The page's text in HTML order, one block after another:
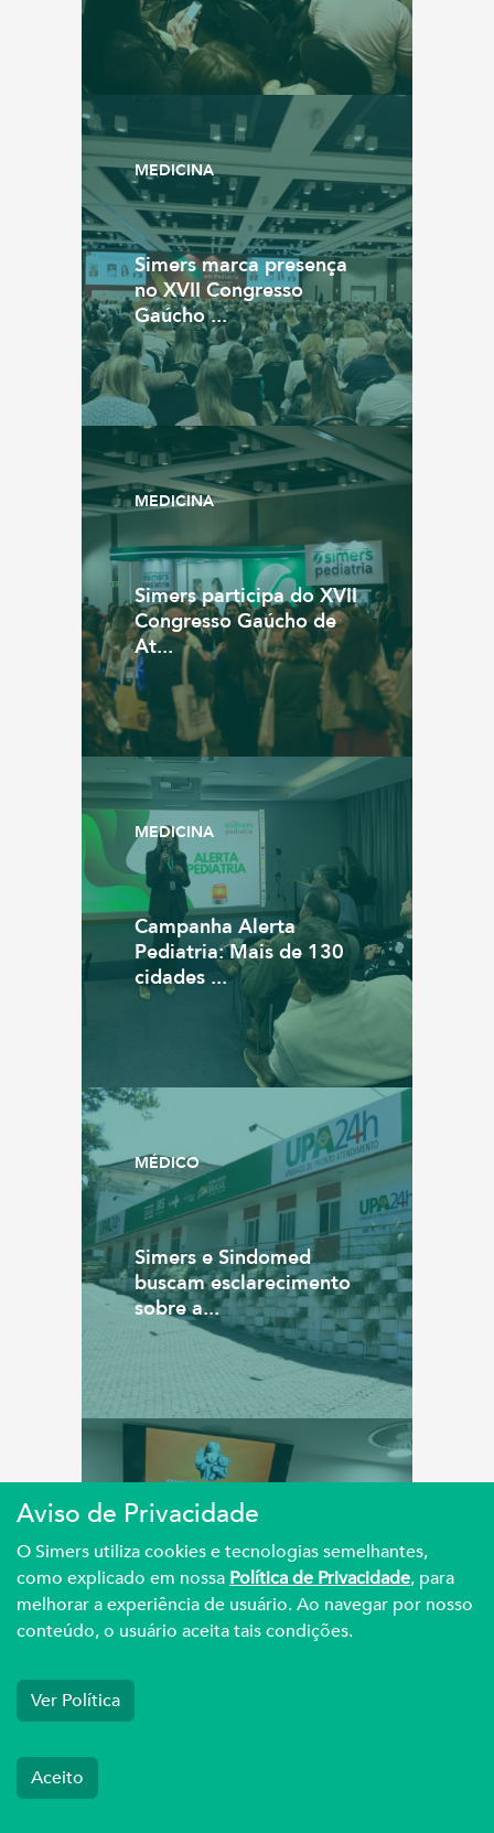
MEDICINA
Simers marca presença
no XVII Congresso
Gaúcho ...
MEDICINA
Simers participa do XVII
Congresso Gaúcho de
At...
MEDICINA
Campanha Alerta
Pediatria: Mais de 130
cidades ...
MÉDICO
Simers e Sindomed
buscam esclarecimento
sobre a...
Simers participa de
Seminário de Combate
à Pedo...
Aviso de Privacidade
O Simers utiliza cookies e tecnologias semelhantes,
como explicado em nossa Política de Privacidade, para
melhorar a experiência de usuário. Ao navegar por nosso
conteúdo, o usuário aceita tais condições.
Ver Política
Aceito